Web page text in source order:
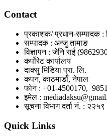
Contact
प्रकाशक/ प्रधान-सम्पादक :
सम्पादक : अन्जु तामाङ
विज्ञापन : जेनि राई
कर्पोरेट कार्यालय
दाक्सु मिडिया प्रा. लि.
कपन, काठमाडौं, नेपाल
फोन : +01-4500170,
इमेल :
सूचना विभाग दर्ता नं. : २२५९
Quick Links